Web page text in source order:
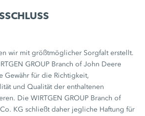
wir mit größtmöglicher Sorgfalt erstellt.
GROUP Branch of John Deere
Gewähr für die Richtigkeit,
und Qualität der enthaltenen
Die WIRTGEN GROUP Branch of
KG schließt daher jegliche Haftung für